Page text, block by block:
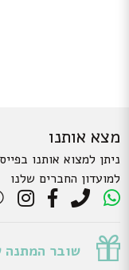
מצא אותנו
ניתן למצוא אותנו
למועדון החברים שלנו
שובר המתנה